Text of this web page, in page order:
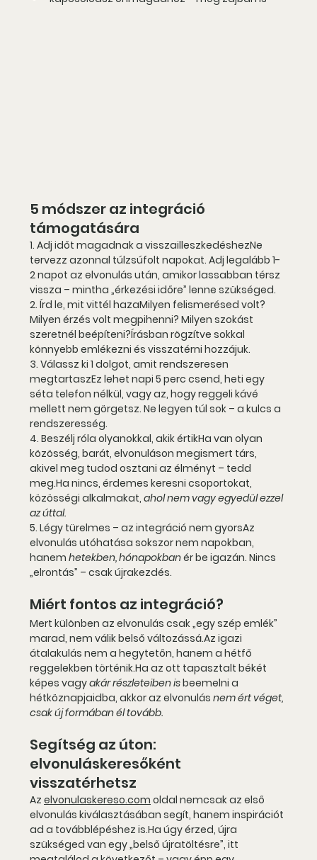
5 módszer az integráció
támogatására
1. Adj időt magadnak a visszailleszkedéshezNe
tervezz azonnal túlzsúfolt napokat. Adj legalább 1-
2 napot az elvonulás után, amikor lassabban térsz
vissza – mintha „érkezési időre” lenne szükséged.
2. Írd le, mit vittél hazaMilyen felismerésed volt?
Milyen érzés volt megpihenni? Milyen szokást
szeretnél beépíteni?Írásban rögzítve sokkal
könnyebb emlékezni és visszatérni hozzájuk.
3. Válassz ki 1 dolgot, amit rendszeresen
megtartaszEz lehet napi 5 perc csend, heti egy
séta telefon nélkül, vagy az, hogy reggeli kávé
mellett nem görgetsz. Ne legyen túl sok – a kulcs a
rendszeresség.
4. Beszélj róla olyanokkal, akik értikHa van olyan
közösség, barát, elvonuláson megismert társ,
akivel meg tudod osztani az élményt – tedd
meg.Ha nincs, érdemes keresni csoportokat,
közösségi alkalmakat, ahol nem vagy egyedül ezzel
az úttal.
5. Légy türelmes – az integráció nem gyorsAz
elvonulás utóhatása sokszor nem napokban,
hanem hetekben, hónapokban ér be igazán. Nincs
„elrontás” – csak újrakezdés.
Miért fontos az integráció?
Mert különben az elvonulás csak „egy szép emlék”
marad, nem válik belső változássá.Az igazi
átalakulás nem a hegytetőn, hanem a hétfő
reggelekben történik.Ha az ott tapasztalt békét
képes vagy akár részleteiben is beemelni a
hétköznapjaidba, akkor az elvonulás nem ért véget,
csak új formában él tovább.
Segítség az úton:
elvonuláskeresőként
visszatérhetsz
Az elvonulaskereso.com oldal nemcsak az első
elvonulás kiválasztásában segít, hanem inspirációt
ad a továbblépéshez is.Ha úgy érzed, újra
szükséged van egy „belső újratöltésre”, itt